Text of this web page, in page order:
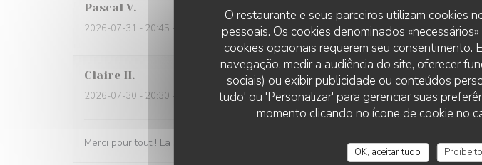
O restaurante e seus parceiros utilizam cookies
pessoais. Os cookies denominados
cookies opcionais requerem seu consentimento.
navegação, medir a audiência do site, oferecer
sociais) ou exibir publicidade ou conteúdos
tudo' ou 'Personalizar' para gerenciar suas
momento clicando no ícone de cookie no
OK, aceitar tudo Proíbe
Pascal V
2026-07-31 - 20:45 - guests 2 service: 5/5
Claire H
2026-07-30 - 20:30 - guests 4 service:5/5
Merci pour tout ! La soirée était super avec une très bonne cuisine et un personnel au